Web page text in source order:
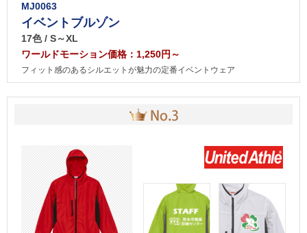
MJ0063
イベントブルゾン
17色 / S～XL
ワールドモーション価格：1,250円～
フィット感のあるシルエットが魅力の定番イベントウェア